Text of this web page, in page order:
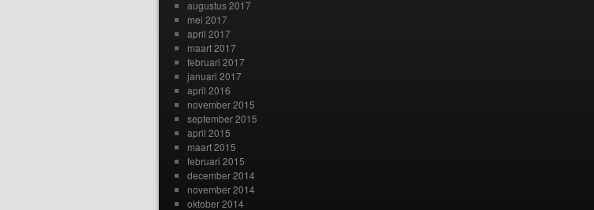
augustus 2017
mei 2017
april 2017
maart 2017
februari 2017
januari 2017
april 2016
november 2015
september 2015
april 2015
maart 2015
februari 2015
december 2014
november 2014
oktober 2014